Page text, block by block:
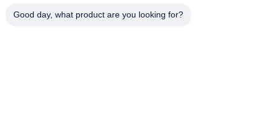
Sacos de alimentos a vácuo
Good day, what product are you looking for?